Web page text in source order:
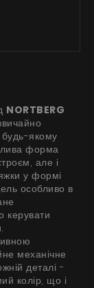
NORTBERG
будь-якому
форма
але і
у формі
особливо в
керувати
механічне
деталі -
колір, що і